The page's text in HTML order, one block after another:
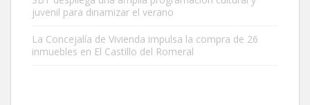
juvenil para dinamizar el verano
La Concejalía de Vivienda impulsa la compra de 26
inmuebles en El Castillo del Romeral